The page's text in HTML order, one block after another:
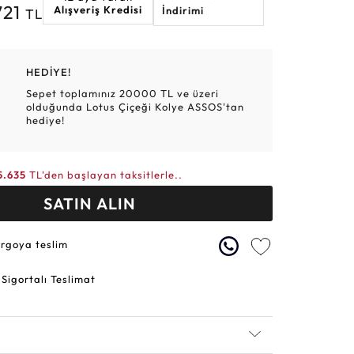
Elmas Bilezikler
Altın Tesbihler
Altın Hasır Setler
Violet
TL
Alışveriş Kredisi
İndirimi
HEDİYE!
Sepet toplamınız 20000 TL ve üzeri
olduğunda Lotus Çiçeği Kolye ASSOS'tan
hediye!
TL'den başlayan taksitlerle..
SATIN ALIN
teslim
Teslimat